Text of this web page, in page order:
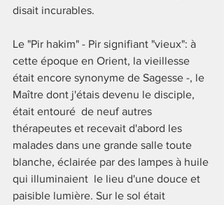
disait incurables.
Le "Pir hakim" - Pir signifiant "vieux": à
cette époque en Orient, la vieillesse
était encore synonyme de Sagesse -, le
Maître dont j'étais devenu le disciple,
était entouré  de neuf autres
thérapeutes et recevait d'abord les
malades dans une grande salle toute
blanche, éclairée par des lampes à huile
qui illuminaient  le lieu d'une douce et
paisible lumière. Sur le sol était